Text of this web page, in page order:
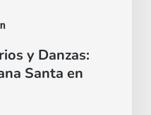
y Danzas:
Santa en